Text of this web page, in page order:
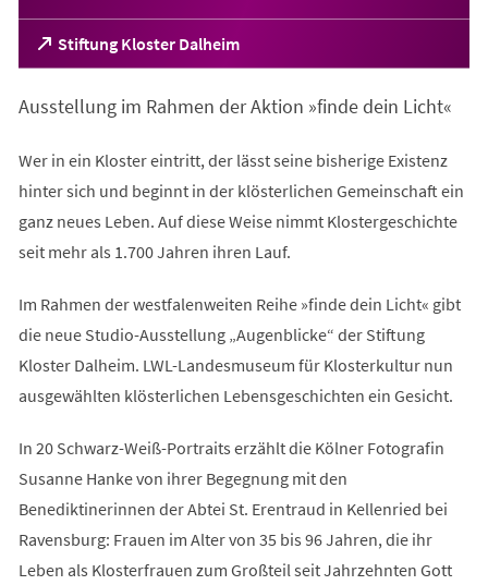
Stiftung Kloster Dalheim
(Öffnet
in
neuen
Ausstellung im Rahmen der Aktion »finde dein Licht«
Wer in ein Kloster eintritt, der lässt seine bisherige Existenz
hinter sich und beginnt in der klösterlichen Gemeinschaft ein
ganz neues Leben. Auf diese Weise nimmt Klostergeschichte
seit mehr als 1.700 Jahren ihren Lauf.
Im Rahmen der westfalenweiten Reihe »finde dein Licht« gibt
die neue Studio-Ausstellung „Augenblicke“ der Stiftung
Kloster Dalheim. LWL-Landesmuseum für Klosterkultur nun
ausgewählten klösterlichen Lebensgeschichten ein Gesicht.
In 20 Schwarz-Weiß-Portraits erzählt die Kölner Fotografin
Susanne Hanke von ihrer Begegnung mit den
Benediktinerinnen der Abtei St. Erentraud in Kellenried bei
Ravensburg: Frauen im Alter von 35 bis 96 Jahren, die ihr
Leben als Klosterfrauen zum Großteil seit Jahrzehnten Gott